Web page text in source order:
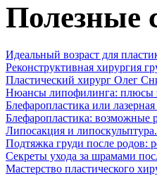
Полезные
Идеальный возраст для
Реконструктивная хирургия
Пластический хирург Олег
Нюансы липофилинга: плюсы
Блефаропластика или
Блефаропластика: возможные
Липосакция и
Подтяжка груди после родов:
Секреты ухода за шрамами
Мастерство пластического